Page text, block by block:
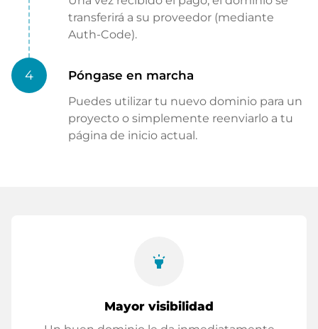
transferirá a su proveedor (mediante
Auth-Code).
4 Póngase en marcha
Puedes utilizar tu nuevo dominio para un
proyecto o simplemente reenviarlo a tu
página de inicio actual.
highlight
Mayor visibilidad